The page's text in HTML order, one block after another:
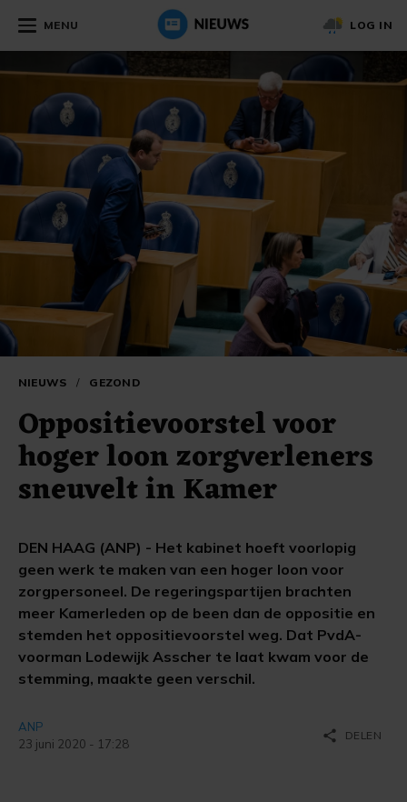
MENU LOG IN
NIEUWS / GEZOND
Oppositievoorstel voor
hoger loon zorgverleners
sneuvelt in Kamer
DEN HAAG (ANP) - Het kabinet hoeft voorlopig
geen werk te maken van een hoger loon voor
zorgpersoneel. De regeringspartijen brachten
meer Kamerleden op de been dan de oppositie en
stemden het oppositievoorstel weg. Dat PvdA-
voorman Lodewijk Asscher te laat kwam voor de
stemming, maakte geen verschil.
ANP
23 juni 2020 - 17:28
share DELEN